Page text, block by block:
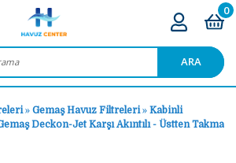
ARA
0
» Gemaş Havuz Filtreleri» Kabinli
Deckon-Jet Karşı Akıntılı - Üstten Takma